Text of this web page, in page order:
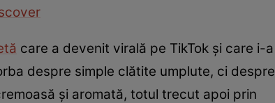
care a devenit virală pe TikTok și care i-a
despre simple clătite umplute, ci despre
și aromată, totul trecut apoi prin